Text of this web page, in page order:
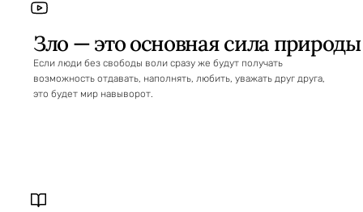
Зло — это основная сила природы
Если люди без свободы воли сразу же будут получать
возможность отдавать, наполнять, любить, уважать друг друга,
это будет мир навыворот.